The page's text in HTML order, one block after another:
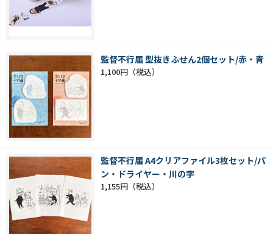
監督不行届 型抜きふせん2個セット/赤・青
1,100円
監督不行届 A4クリアファイル3枚セット/パ
ン・ドライヤー・川の字
1,155円